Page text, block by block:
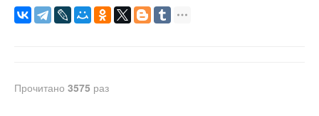
Прочитано 3575 раз